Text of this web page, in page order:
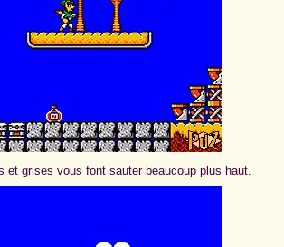
et grises vous font sauter beaucoup plus haut.